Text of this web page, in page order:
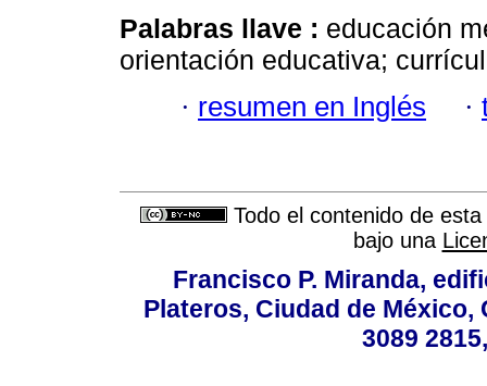
Palabras llave : educación
orientación educativa;
· resumen en Inglés ·
Todo el contenido de
bajo una
Francisco P. Miranda,
Plateros, Ciudad de México,
3089